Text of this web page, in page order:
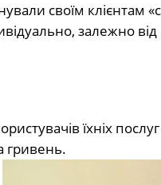
своїм клієнтам
залежно від
їхніх
гривень.